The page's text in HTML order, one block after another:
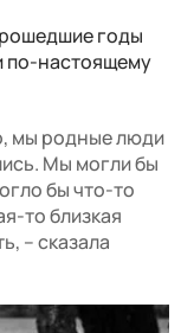
годы
по-настоящему
мы родные люди
Мы могли бы
бы что-то
то близкая
– сказала